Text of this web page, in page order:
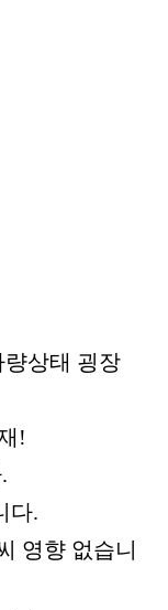
상태 굉장
!
다.
영향 없습니